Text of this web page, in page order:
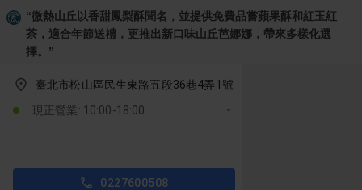
“微熱山丘以香甜鳳梨酥聞名，並提供免費品嘗蘋果酥和紅玉紅
茶，適合年節送禮，更推出新口味山丘芭娜娜，帶來多樣化選
擇。 ”
臺北市松山區民生東路五段36巷4弄1號
現正營業: 10:00-18:00
0227600508